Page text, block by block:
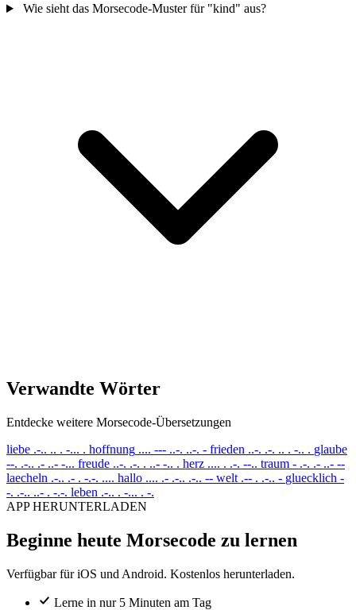
Wie sieht das Morsecode-Muster für "kind" aus?
Verwandte Wörter
Entdecke weitere Morsecode-Übersetzungen
liebe .-.. .. . -... . hoffnung .... --- ..-. ..-. - frieden ..-. .-. .. . -.. . glaube
--. .-.. .- ..- -... freude ..-. .-. . ..- -.. . herz .... . .-. --.. traum - .-. .- ..- --
laecheln .-.. .- . -.-. .... hallo .... .- .-.. .-.. -- welt .-- . .-.. - gluecklich -
-. .-.. ..- . -.-. leben .-.. . -... . -.
APP HERUNTERLADEN
Beginne heute Morsecode zu lernen
Verfügbar für iOS und Android. Kostenlos herunterladen.
Lerne in nur 5 Minuten am Tag